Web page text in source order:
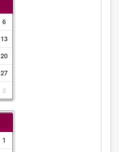
6
13
20
27
3
1